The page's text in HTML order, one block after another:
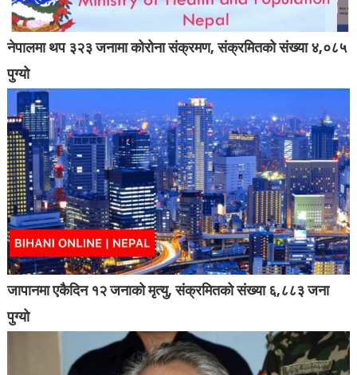
नेपालमा थप ३२३ जनामा कोरोना संक्रमण, संक्रमितको संख्या ४,०८५
पुग्यो
जापानमा एकैदिन १२ जनाको मृत्यु, संक्रमितको संख्या ६,८८३ जना
पुग्यो